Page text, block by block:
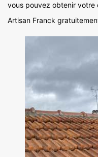
vous pouvez obtenir votre
Artisan Franck